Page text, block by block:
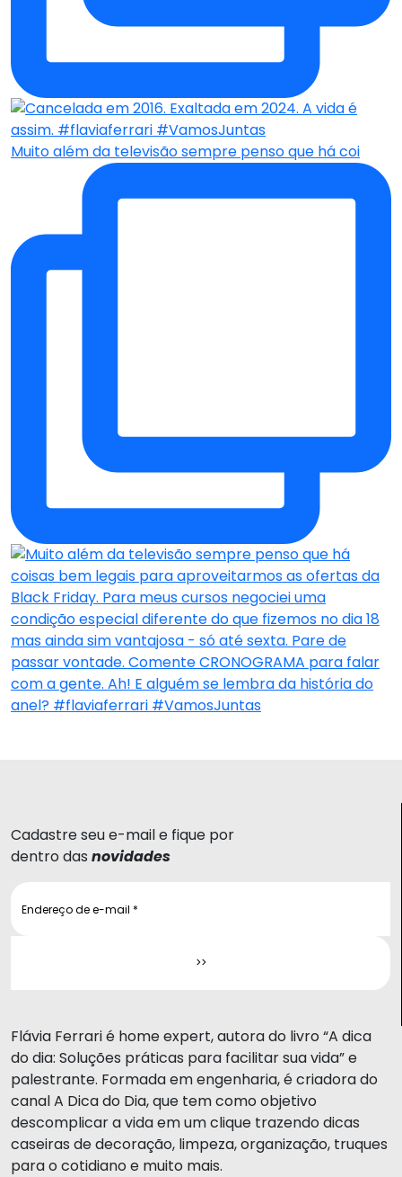
Muito além da televisão sempre penso que há coi
Cadastre seu e-mail e fique por
dentro das novidades
Flávia Ferrari é home expert, autora do livro “A dica
do dia: Soluções práticas para facilitar sua vida” e
palestrante. Formada em engenharia, é criadora do
canal A Dica do Dia, que tem como objetivo
descomplicar a vida em um clique trazendo dicas
caseiras de decoração, limpeza, organização, truques
para o cotidiano e muito mais.